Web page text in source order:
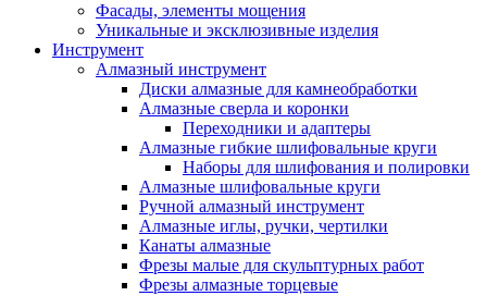
Фасады, элементы мощения
Уникальные и эксклюзивные изделия
Инструмент
Алмазный инструмент
Диски алмазные для камнеобработки
Алмазные сверла и коронки
Переходники и адаптеры
Алмазные гибкие шлифовальные круги
Наборы для шлифования и полировки
Алмазные шлифовальные круги
Ручной алмазный инструмент
Алмазные иглы, ручки, чертилки
Канаты алмазные
Фрезы малые для скульптурных работ
Фрезы алмазные торцевые